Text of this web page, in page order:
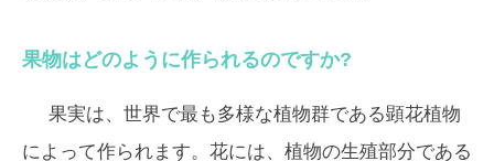
果物はどのように作られるのですか?
果実は、世界で最も多様な植物群である顕花植物
によって作られます。花には、植物の生殖部分である